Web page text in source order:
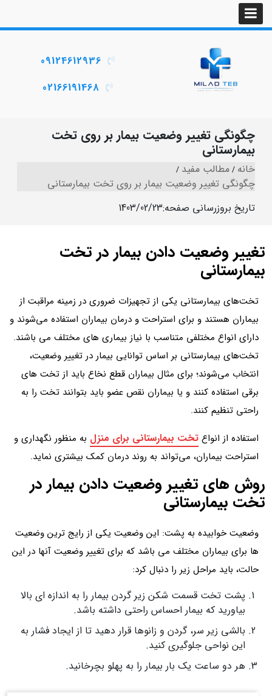
09124612936
02166191468
چگونگی تغییر وضعیت بیمار بر روی تخت
بیمارستانی
خانه مطالب مفید
چگونگی تغییر وضعیت بیمار بر روی تخت بیمارستانی
تاریخ بروزرسانی صفحه:1403/02/23
تغییر وضعیت دادن بیمار در تخت
بیمارستانی
تخت‌های بیمارستانی یکی از تجهیزات ضروری در زمینه مراقبت از
بیماران هستند و برای استراحت و درمان بیماران استفاده می‌شوند و
دارای انواع مختلفی متناسب با نیاز بیماری های مختلف می باشند.
تخت‌های بیمارستانی بر اساس توانایی بیمار در تغییر وضعیت،
انتخاب می‌شوند؛ برای مثال بیماران قطع نخاع باید از تخت های
برقی استفاده کنند و یا بیماران نقص عضو باید بتوانند تخت را به
راحتی تنظیم کنند.
استفاده از انواع تخت بیمارستانی برای منزل به منظور نگهداری و
استراحت بیماران، می‌تواند به روند درمان کمک بیشتری نماید.
روش های تغییر وضعیت دادن بیمار در
تخت بیمارستانی
وضعیت خوابیده به پشت: این وضعیت یکی از رایج ترین وضعیت
ها برای بیماران مختلف می باشد که برای تغییر وضعیت آنها در این
حالت، باید مراحل زیر را دنبال کرد:
پشت تخت قسمت شکن زیر گردن بیمار را به اندازه ای بالا
بیاورید که بیمار احساس راحتی داشته باشد.
بالشی زیر سر، گردن و زانوها قرار دهید تا از ایجاد فشار به
این نواحی جلوگیری کنید.
هر دو ساعت یک بار بیمار را به پهلو بچرخانید.